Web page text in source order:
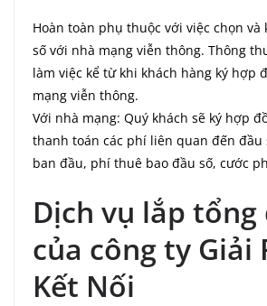
Hoàn toàn phụ thuộc với việc chọn và
số với nhà mạng viễn thông. Thông
làm việc kể từ khi khách hàng ký hợp
mạng viễn thông.
Với nhà mạng: Quý khách sẽ ký hợp
thanh toán các phí liên quan đến đầu
ban đầu, phí thuê bao đầu số, cước
Dịch vụ lắp tổng
của công ty Giải
Kết Nối